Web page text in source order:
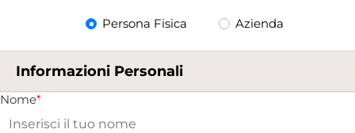
Tipo di utente
Persona Fisica Azienda
Informazioni Personali
Nome*